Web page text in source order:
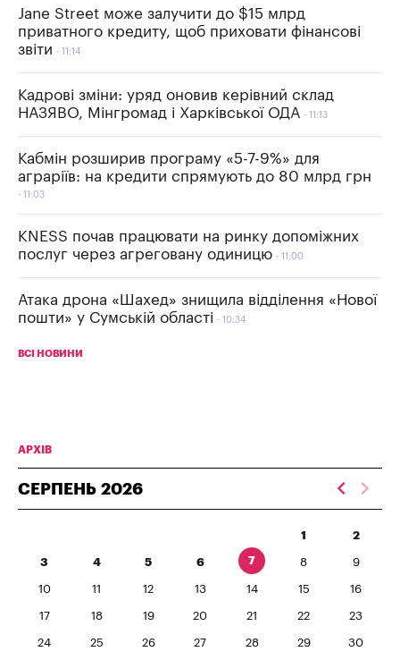
Jane Street може залучити до $15 млрд
приватного кредиту, щоб приховати фінансові
звіти
11:14
Кадрові зміни: уряд оновив керівний склад
НАЗЯВО, Мінгромад і Харківської ОДА
11:13
Кабмін розширив програму «5-7-9%» для
аграріїв: на кредити спрямують до 80 млрд грн
11:03
KNESS почав працювати на ринку допоміжних
послуг через агреговану одиницю
11:00
Атака дрона «Шахед» знищила відділення «Нової
пошти» у Сумській області
10:34
ВСІ НОВИНИ
АРХІВ
СЕРПЕНЬ 2026
1 2
3 4 5 6 7 8 9
10 11 12 13 14 15 16
17 18 19 20 21 22 23
24 25 26 27 28 29 30